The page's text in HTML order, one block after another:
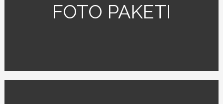
FOTO PAKETI